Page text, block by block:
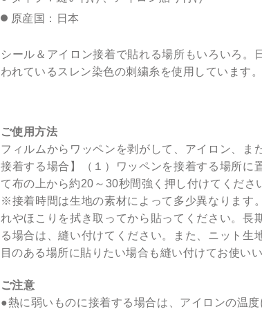
原産国：日本
シール＆アイロン接着で貼れる場所もいろいろ
われているスレン染色の刺繍糸を使用しています。
ご使用方法
フィルムからワッペンを剥がして、アイロン、
接着する場合】（１）ワッペンを接着する場所に
て布の上から約20～30秒間強く押し付けてくださ
※接着時間は生地の素材によって多少異なります
れやほこりを拭き取ってから貼ってください。
る場合は、縫い付けてください。また、ニット
目のある場所に貼りたい場合も縫い付けてお使い
ご注意
●熱に弱いものに接着する場合は、アイロンの温